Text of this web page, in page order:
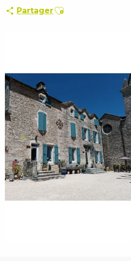
PartagerAjouter aux favoris